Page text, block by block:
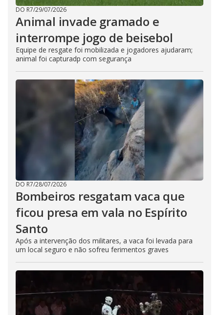
DO R7/29/07/2026
Animal invade gramado e
interrompe jogo de beisebol
Equipe de resgate foi mobilizada e jogadores ajudaram;
animal foi capturadp com segurança
DO R7/28/07/2026
Bombeiros resgatam vaca que
ficou presa em vala no Espírito
Santo
Após a intervenção dos militares, a vaca foi levada para
um local seguro e não sofreu ferimentos graves